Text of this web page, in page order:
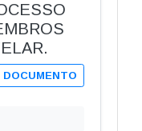
DOCUMENTO